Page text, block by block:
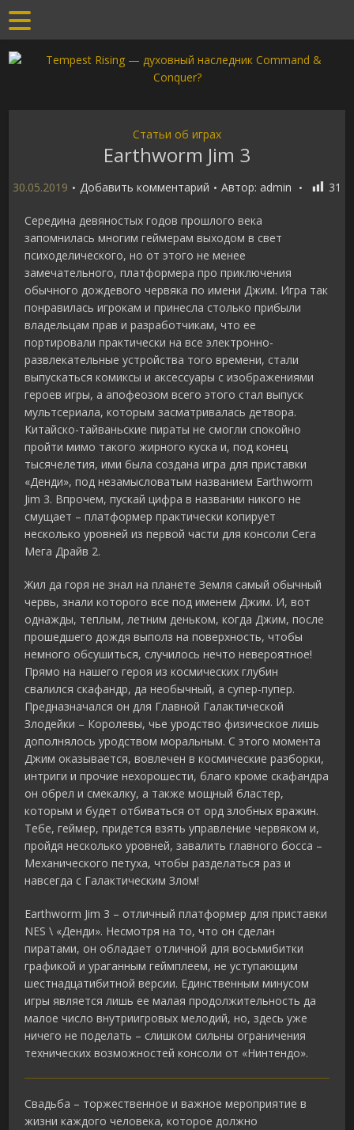
Статьи об играх
Earthworm Jim 3
30.05.2019 Добавить комментарий Автор: admin 31
Середина девяностых годов прошлого века
запомнилась многим геймерам выходом в свет
психоделического, но от этого не менее
замечательного, платформера про приключения
обычного дождевого червяка по имени Джим. Игра так
понравилась игрокам и принесла столько прибыли
владельцам прав и разработчикам, что ее
портировали практически на все электронно-
развлекательные устройства того времени, стали
выпускаться комиксы и аксессуары с изображениями
героев игры, а апофеозом всего этого стал выпуск
мультсериала, которым засматривалась детвора.
Китайско-тайваньские пираты не смогли спокойно
пройти мимо такого жирного куска и, под конец
тысячелетия, ими была создана игра для приставки
«Денди», под незамысловатым названием Earthworm
Jim 3. Впрочем, пускай цифра в названии никого не
смущает – платформер практически копирует
несколько уровней из первой части для консоли Сега
Мега Драйв 2.
Жил да горя не знал на планете Земля самый обычный
червь, знали которого все под именем Джим. И, вот
однажды, теплым, летним деньком, когда Джим, после
прошедшего дождя выполз на поверхность, чтобы
немного обсушиться, случилось нечто невероятное!
Прямо на нашего героя из космических глубин
свалился скафандр, да необычный, а супер-пупер.
Предназначался он для Главной Галактической
Злодейки – Королевы, чье уродство физическое лишь
дополнялось уродством моральным. С этого момента
Джим оказывается, вовлечен в космические разборки,
интриги и прочие нехорошести, благо кроме скафандра
он обрел и смекалку, а также мощный бластер,
которым и будет отбиваться от орд злобных вражин.
Тебе, геймер, придется взять управление червяком и,
пройдя несколько уровней, завалить главного босса –
Механического петуха, чтобы разделаться раз и
навсегда с Галактическим Злом!
Earthworm Jim 3 – отличный платформер для приставки
NES \ «Денди». Несмотря на то, что он сделан
пиратами, он обладает отличной для восьмибитки
графикой и ураганным геймплеем, не уступающим
шестнадцатибитной версии. Единственным минусом
игры является лишь ее малая продолжительность да
малое число внутриигровых мелодий, но, здесь уже
ничего не поделать – слишком сильны ограничения
технических возможностей консоли от «Нинтендо».
Свадьба – торжественное и важное мероприятие в
жизни каждого человека, которое должно